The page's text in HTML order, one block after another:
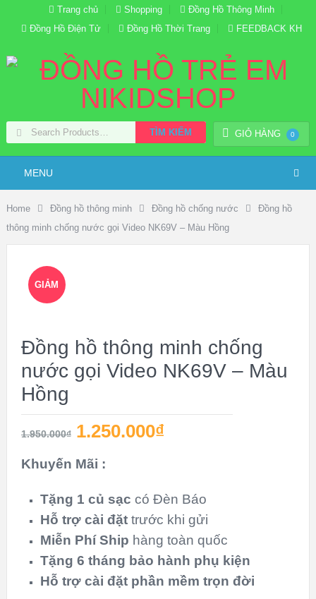
Trang chủ Shopping
Đồng Hồ Thông Minh
Đồng Hồ Điện Tử
Đồng Hồ Thời Trang FEEDBACK KH
GIỎ HÀNG 0
TÌM KIẾM
MENU
Home Đồng hồ thông minh Đồng hồ chống nước
Đồng hồ
thông minh chống nước gọi Video NK69V – Màu Hồng
GIẢM
Đồng hồ thông minh chống
nước gọi Video NK69V – Màu
Hồng
1.950.000₫ 1.250.000₫
Khuyến Mãi :
Tặng 1 củ sạc có Đèn Báo
Hỗ trợ cài đặttrước khi gửi
Miễn Phí Ship hàng toàn quốc
Tặng 6 tháng bảo hành phụ kiện
Hỗ trợ cài đặt phần mềm trọn đời